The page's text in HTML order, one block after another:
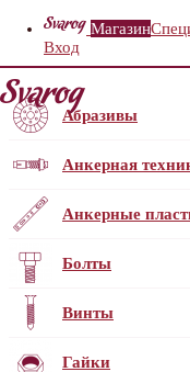
Магазин
Вход
Абразивы
Анкерная
Анкерные
Болты
Винты
Гайки